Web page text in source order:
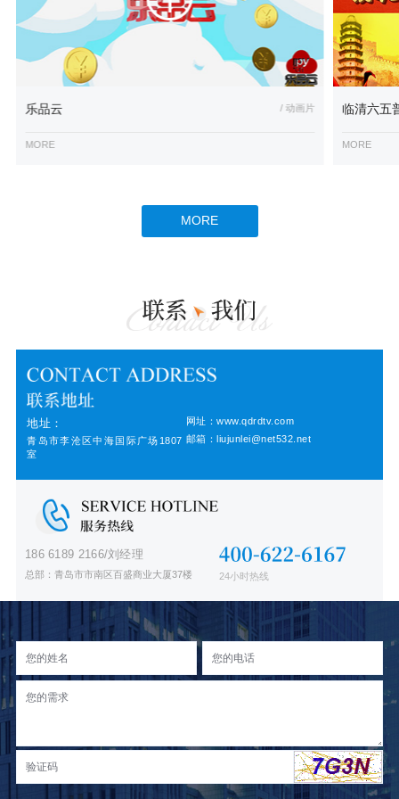
乐品云 / 动画片
MORE
临清六五
MORE
MORE
地址：
青岛市李沧区中海国际广场1807
室
网址：www.qdrdtv.com
邮箱：liujunlei@net532.net
186 6189 2166/刘经理
总部：青岛市市南区百盛商业大厦37楼 24小时热线